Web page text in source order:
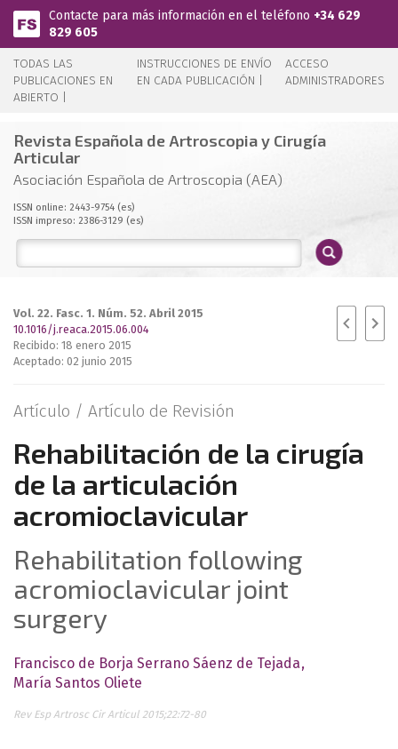
Pasar al contenido principal
Contacte para más información en el teléfono +34 629
829 605
TODAS LAS
PUBLICACIONES EN
ABIERTO |
INSTRUCCIONES DE ENVÍO
EN CADA PUBLICACIÓN |
ACCESO
ADMINISTRADORES
Revista Española de Artroscopia y Cirugía
Articular
Asociación Española de Artroscopia (AEA)
ISSN online: 2443-9754 (es)
ISSN impreso: 2386-3129 (es)
Vol. 22. Fasc. 1. Núm. 52. Abril 2015
10.1016/j.reaca.2015.06.004
Recibido: 18 enero 2015
Aceptado: 02 junio 2015
Artículo / Artículo de Revisión
Rehabilitación de la cirugía
de la articulación
acromioclavicular
Rehabilitation following
acromioclavicular joint
surgery
Francisco de Borja Serrano Sáenz de Tejada
María Santos Oliete
Rev Esp Artrosc Cir Articul 2015;22:72-80